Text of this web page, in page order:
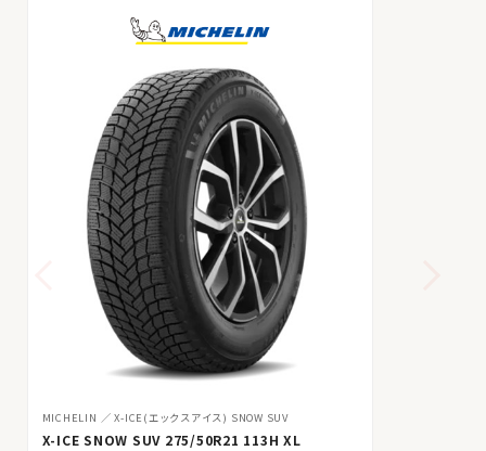
MICHELIN X-ICE(エックスアイス) SNOW SUV
X-ICE SNOW SUV 275/50R21 113H XL